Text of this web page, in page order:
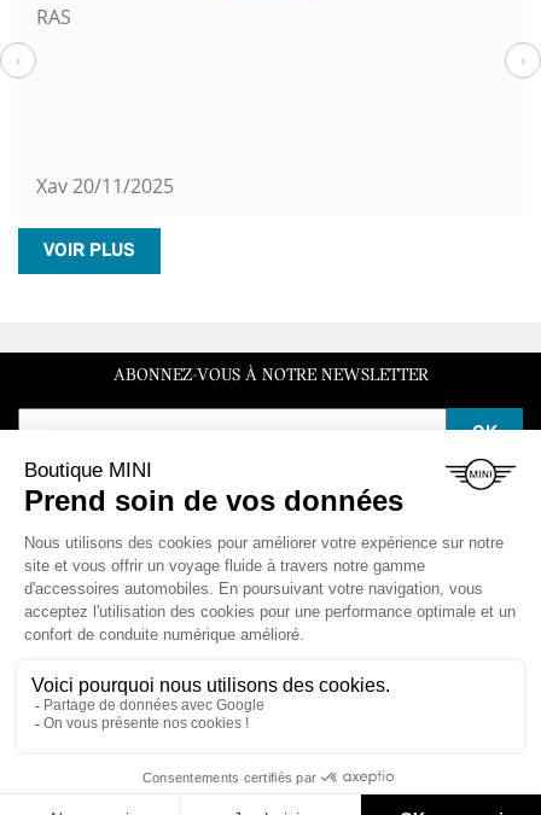
RAS
Xav20/11/2025
‹ ›
VOIR PLUS
ABONNEZ-VOUS À NOTRE NEWSLETTER
SERVICE CLIENT
Du lundi au vendredi de 10h à 12h et de 14h à 16h30
LA BOUTIQUE 
ESPACE CLIENT
NOS VÉHICULES
